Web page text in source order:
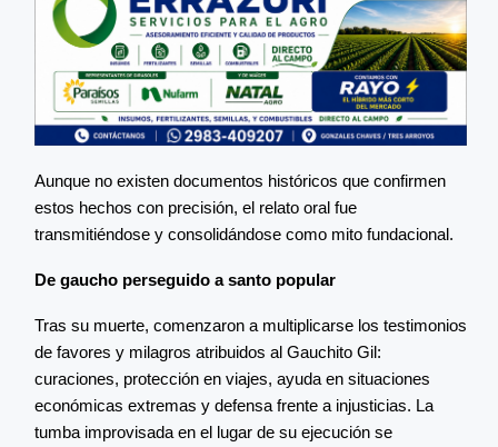
Aunque no existen documentos históricos que confirmen
estos hechos con precisión, el relato oral fue
transmitiéndose y consolidándose como mito fundacional.
De gaucho perseguido a santo popular
Tras su muerte, comenzaron a multiplicarse los testimonios
de favores y milagros atribuidos al Gauchito Gil:
curaciones, protección en viajes, ayuda en situaciones
económicas extremas y defensa frente a injusticias. La
tumba improvisada en el lugar de su ejecución se